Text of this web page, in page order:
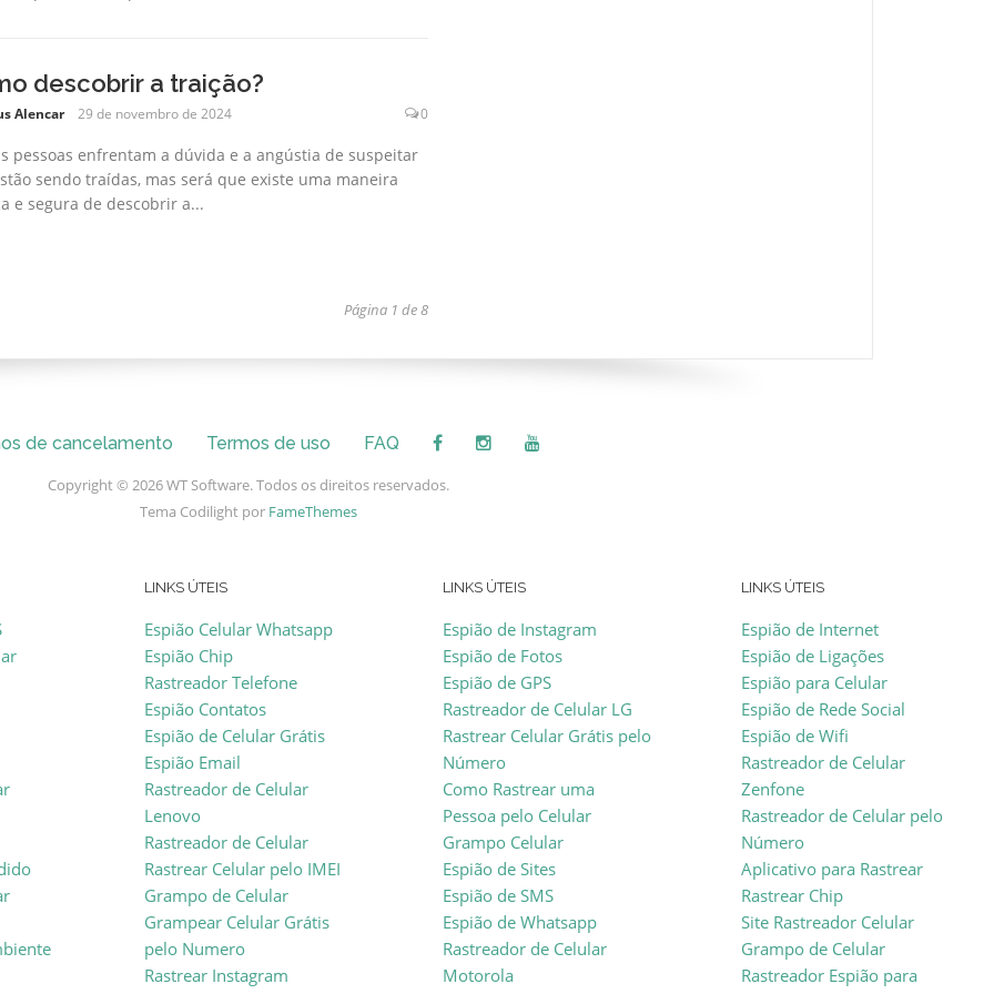
descobrir a traição?
Alencar 29 de novembro de 2024 0
pessoas enfrentam a dúvida e a angústia de suspeitar
sendo traídas, mas será que existe uma maneira
e segura de descobrir a...
Página 1 de 8
de cancelamento Termos de uso FAQ
Copyright © 2026 WT Software. Todos os direitos reservados.
Tema Codilight por FameThemes
LINKS ÚTEIS
Espião Celular Whatsapp
Espião Chip
Rastreador Telefone
Espião Contatos
Espião de Celular Grátis
Espião Email
Rastreador de Celular
Lenovo
Rastreador de Celular
Rastrear Celular pelo IMEI
Grampo de Celular
Grampear Celular Grátis
pelo Numero
Rastrear Instagram
LINKS ÚTEIS
Espião de Instagram
Espião de Fotos
Espião de GPS
Rastreador de Celular LG
Rastrear Celular Grátis pelo
Número
Como Rastrear uma
Pessoa pelo Celular
Grampo Celular
Espião de Sites
Espião de SMS
Espião de Whatsapp
Rastreador de Celular
Motorola
LINKS ÚTEIS
Espião de Internet
Espião de Ligações
Espião para Celular
Espião de Rede Social
Espião de Wifi
Rastreador de Celular
Zenfone
Rastreador de Celular pelo
Número
Aplicativo para Rastrear
Rastrear Chip
Site Rastreador Celular
Grampo de Celular
Rastreador Espião para